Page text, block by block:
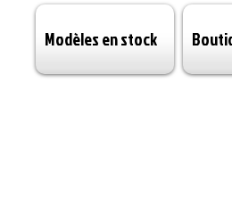
Modèles en stock